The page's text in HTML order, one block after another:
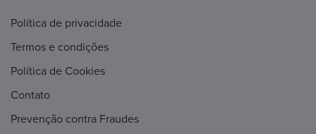
Política de privacidade
Termos e condições
Política de Cookies
Contato
Prevenção contra Fraudes